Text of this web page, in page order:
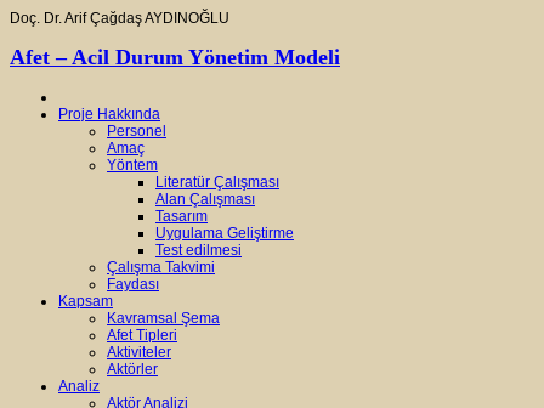
Doç. Dr. Arif Çağdaş AYDINOĞLU
Afet – Acil Durum Yönetim Modeli
Proje Hakkında
Personel
Amaç
Yöntem
Literatür Çalışması
Alan Çalışması
Tasarım
Uygulama Geliştirme
Test edilmesi
Çalışma Takvimi
Faydası
Kapsam
Kavramsal Şema
Afet Tipleri
Aktiviteler
Aktörler
Analiz
Aktör Analizi